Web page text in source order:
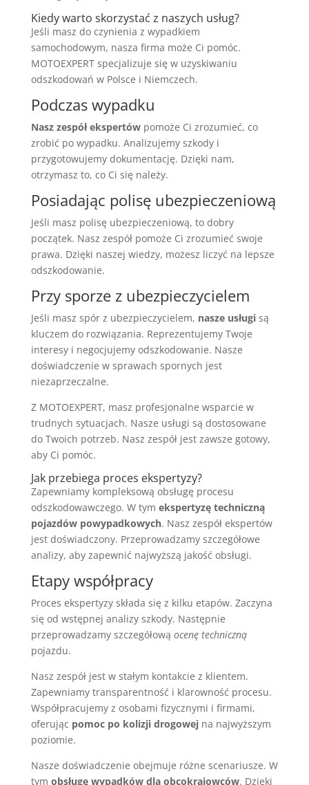
Kiedy warto skorzystać z naszych usług?
Jeśli masz do czynienia z wypadkiem
samochodowym, nasza firma może Ci pomóc.
MOTOEXPERT specjalizuje się w uzyskiwaniu
odszkodowań w Polsce i Niemczech.
Podczas wypadku
Nasz zespół ekspertówpomoże Ci zrozumieć, co
zrobić po wypadku. Analizujemy szkody i
przygotowujemy dokumentację. Dzięki nam,
otrzymasz to, co Ci się należy.
Posiadając polisę ubezpieczeniową
Jeśli masz polisę ubezpieczeniową, to dobry
początek. Nasz zespół pomoże Ci zrozumieć swoje
prawa. Dzięki naszej wiedzy, możesz liczyć na lepsze
odszkodowanie.
Przy sporze z ubezpieczycielem
Jeśli masz spór z ubezpieczycielem, nasze usługisą
kluczem do rozwiązania. Reprezentujemy Twoje
interesy i negocjujemy odszkodowanie. Nasze
doświadczenie w sprawach spornych jest
niezaprzeczalne.
Z MOTOEXPERT, masz profesjonalne wsparcie w
trudnych sytuacjach. Nasze usługi są dostosowane
do Twoich potrzeb. Nasz zespół jest zawsze gotowy,
aby Ci pomóc.
Jak przebiega proces ekspertyzy?
Zapewniamy kompleksową obsługę procesu
odszkodowawczego. W tym ekspertyzę techniczną
pojazdów powypadkowych. Nasz zespół ekspertów
jest doświadczony. Przeprowadzamy szczegółowe
analizy, aby zapewnić najwyższą jakość obsługi.
Etapy współpracy
Proces ekspertyzy składa się z kilku etapów. Zaczyna
się od wstępnej analizy szkody. Następnie
przeprowadzamy szczegółową ocenę techniczną
pojazdu.
Nasz zespół jest w stałym kontakcie z klientem.
Zapewniamy transparentność i klarowność procesu.
Współpracujemy z osobami fizycznymi i firmami,
oferując pomoc po kolizji drogowejna najwyższym
poziomie.
Nasze doświadczenie obejmuje różne scenariusze. W
tym obsługę wypadków dla obcokrajowców. Dzięki